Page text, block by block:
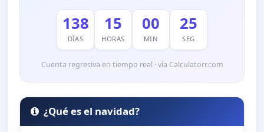
138
DÍAS
15
HORAS
00
MIN
24
SEG
Cuenta regresiva en tiempo real · vía Calculatorr.com
¿Qué es el navidad?